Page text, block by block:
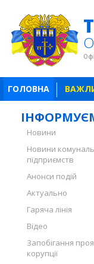
ГОЛОВНА
Новини
Новини
підприємств
Анонси подій
Актуально
Гаряча лінія
Відео
Запобігання
корупції